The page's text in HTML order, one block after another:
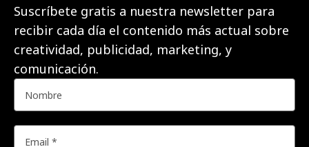
Suscríbete gratis a nuestra newsletter para
recibir cada día el contenido más actual sobre
creatividad, publicidad, marketing, y
comunicación.